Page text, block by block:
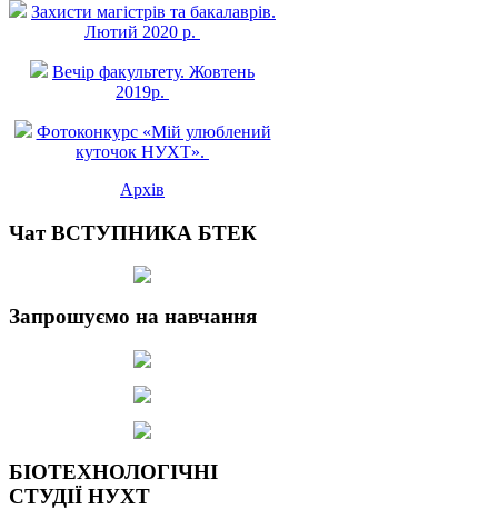
Захисти магістрів та бакалаврів.
Лютий 2020 р.
Вечір факультету. Жовтень
2019р.
Фотоконкурс «Мій улюблений
куточок НУХТ».
Архів
Чат ВСТУПНИКА БТЕК
Запрошуємо на навчання
БІОТЕХНОЛОГІЧНІ
СТУДІЇ НУХТ